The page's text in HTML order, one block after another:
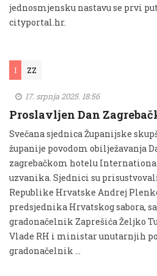
jednosmjensku nastavu se prvi
cityportal.hr.
I ZZ
17. srpnja 2025. 18:56
Proslavljen Dan
Svečana sjednica Županijske
županije povodom obilježavanja
zagrebačkom hotelu
uzvanika. Sjednici su
Republike Hrvatske Andrej
predsjednika Hrvatskog sabora,
gradonačelnik Zaprešića Željko
Vlade RH i ministar unutarnjih
gradonačelnik …